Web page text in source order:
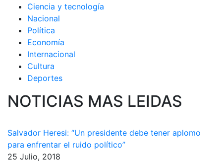
Ciencia y tecnología
Nacional
Política
Economía
Internacional
Cultura
Deportes
NOTICIAS MAS LEIDAS
Salvador Heresi: “Un presidente debe tener aplomo
para enfrentar el ruido político”
25 Julio, 2018